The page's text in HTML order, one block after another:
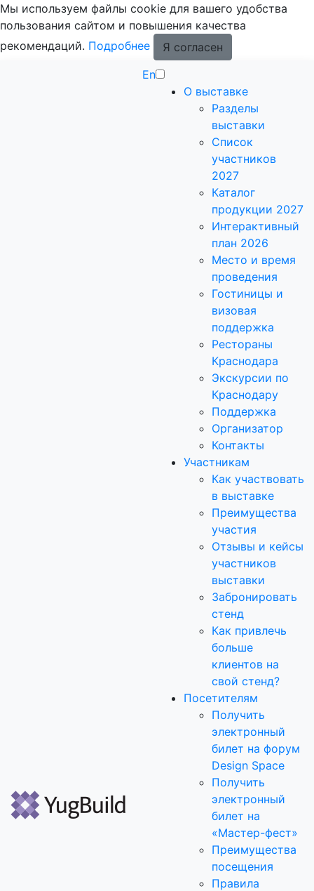
Мы используем файлы cookie для вашего удобства
пользования сайтом и повышения качества
рекомендаций. Подробнее
Я согласен
En
О выставке
Разделы
выставки
Список
участников
2027
Каталог
продукции 2027
Интерактивный
план 2026
Место и время
проведения
Гостиницы и
визовая
поддержка
Рестораны
Краснодара
Экскурсии по
Краснодару
Поддержка
Организатор
Контакты
Участникам
Как участвовать
в выставке
Преимущества
участия
Отзывы и кейсы
участников
выставки
Забронировать
стенд
Как привлечь
больше
клиентов на
свой стенд?
Посетителям
Получить
электронный
билет на форум
Design Space
Получить
электронный
билет на
«Мастер-фест»
Преимущества
посещения
Правила